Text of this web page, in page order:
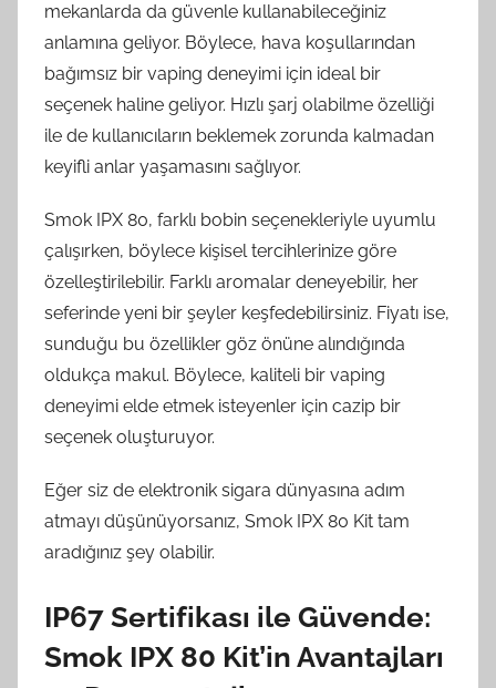
mekanlarda da güvenle kullanabileceğiniz
anlamına geliyor. Böylece, hava koşullarından
bağımsız bir vaping deneyimi için ideal bir
seçenek haline geliyor. Hızlı şarj olabilme özelliği
ile de kullanıcıların beklemek zorunda kalmadan
keyifli anlar yaşamasını sağlıyor.
Smok IPX 80, farklı bobin seçenekleriyle uyumlu
çalışırken, böylece kişisel tercihlerinize göre
özelleştirilebilir. Farklı aromalar deneyebilir, her
seferinde yeni bir şeyler keşfedebilirsiniz. Fiyatı ise,
sunduğu bu özellikler göz önüne alındığında
oldukça makul. Böylece, kaliteli bir vaping
deneyimi elde etmek isteyenler için cazip bir
seçenek oluşturuyor.
Eğer siz de elektronik sigara dünyasına adım
atmayı düşünüyorsanız, Smok IPX 80 Kit tam
aradığınız şey olabilir.
IP67 Sertifikası ile Güvende:
Smok IPX 80 Kit’in Avantajları